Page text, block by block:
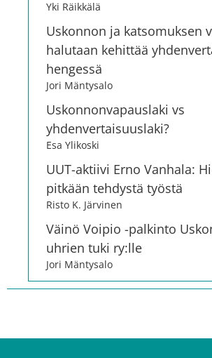
Yki Räikkälä
Uskonnon ja katsomuksen
halutaan kehittää
hengessä
Jori Mäntysalo
Uskonnonvapauslaki vs
yhdenvertaisuuslaki?
Esa Ylikoski
UUT-aktiivi Erno Vanhala:
pitkään tehdystä työstä
Risto K. Järvinen
Väinö Voipio -palkinto
uhrien tuki ry:lle
Jori Mäntysalo